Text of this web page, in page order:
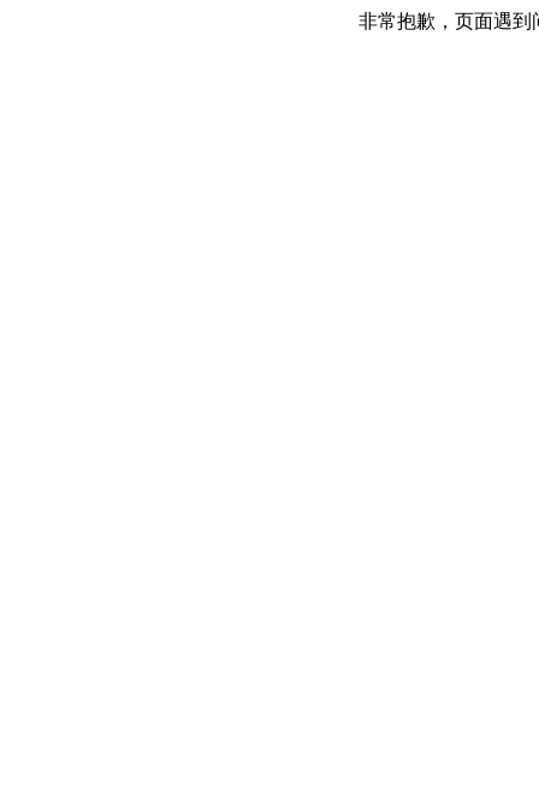
非常抱歉，页面遇到